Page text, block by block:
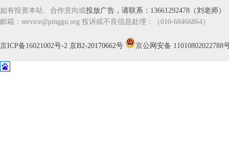
如有投资本站、合作意向或投放广告，请联系：13661292478（刘老师）
邮箱：service@pinggu.org 投诉或不良信息处理：（010-68466864）
京ICP备16021002号-2 京B2-20170662号 京公网安备 11010802022788